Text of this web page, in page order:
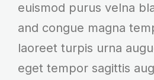
euismod purus velna
and congue magna
laoreet turpis urna
eget tempor sagittis